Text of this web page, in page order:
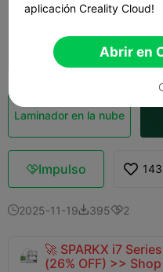
0.2mm
Laminador en la nube
Impulso 143
2025-11-193952
🚀 SPARKX i7
(26% OFF) >>
aplicación Creality Cloud!
Abrir en